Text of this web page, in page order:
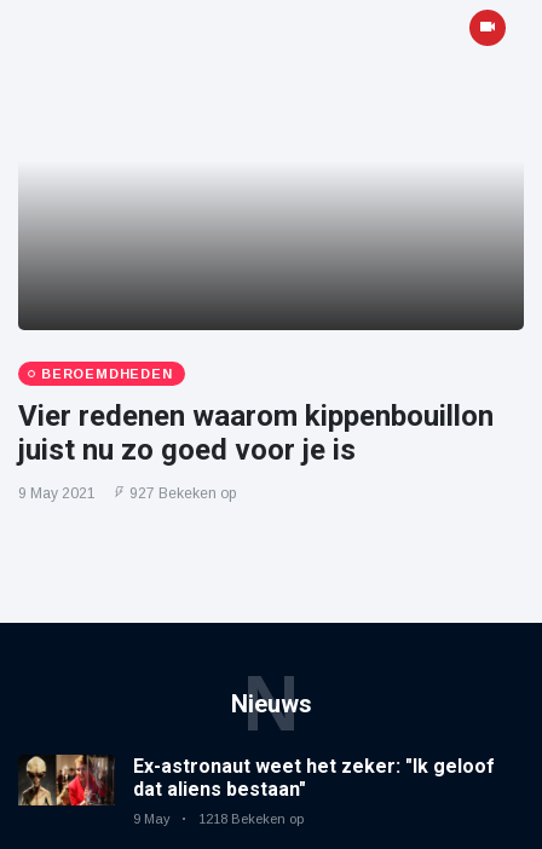
BEROEMDHEDEN
Vier redenen waarom kippenbouillon
juist nu zo goed voor je is
9 May 2021 927 Bekeken op
Nieuws
N
Ex-astronaut weet het zeker: "Ik geloof
dat aliens bestaan"
9 May 1218 Bekeken op